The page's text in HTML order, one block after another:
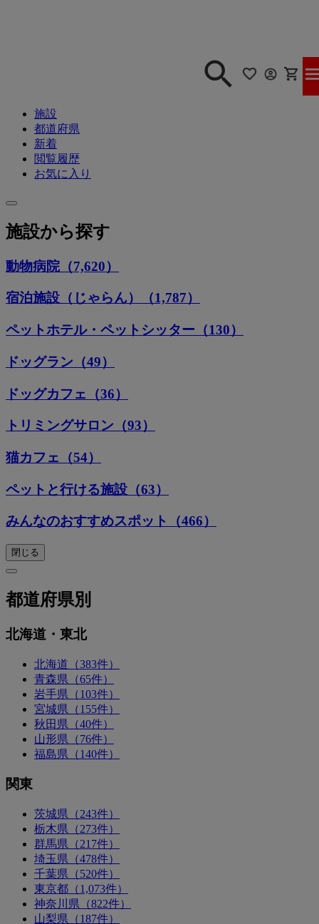
施設
都道府県
新着
閲覧履歴
お気に入り
施設から探す
動物病院（7,620）
宿泊施設（じゃらん）（1,787）
ペットホテル・ペットシッター（130）
ドッグラン（49）
ドッグカフェ（36）
トリミングサロン（93）
猫カフェ（54）
ペットと行ける施設（63）
みんなのおすすめスポット（466）
閉じる
都道府県別
北海道・東北
北海道（383件）
青森県（65件）
岩手県（103件）
宮城県（155件）
秋田県（40件）
山形県（76件）
福島県（140件）
関東
茨城県（243件）
栃木県（273件）
群馬県（217件）
埼玉県（478件）
千葉県（520件）
東京都（1,073件）
神奈川県（822件）
山梨県（187件）